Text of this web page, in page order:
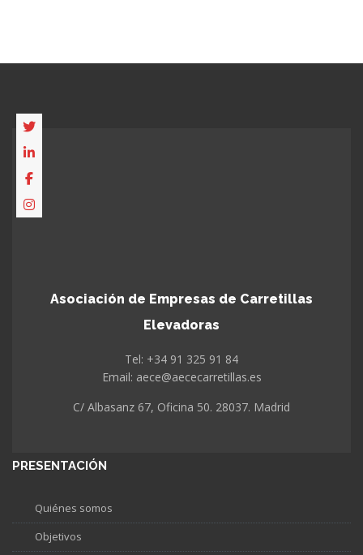
Asociación de Empresas de Carretillas
Elevadoras
Tel: +34 91 325 91 84
Email: aece@aececarretillas.es
C/ Albasanz 67, Oficina 50. 28037. Madrid
PRESENTACIÓN
Quiénes somos
Objetivos